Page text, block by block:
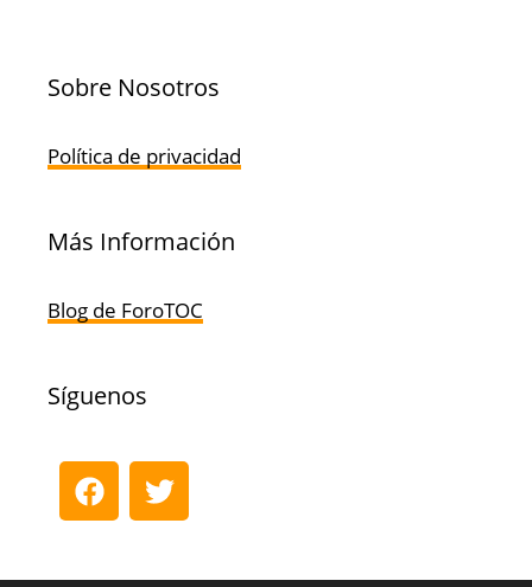
Sobre Nosotros
Política de privacidad
Más Información
Blog de ForoTOC
Síguenos